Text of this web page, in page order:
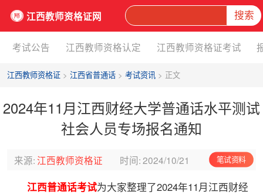
江西教师资格证网 搜索
考试公告 江西教师资格认定 江西教师资格证考试
江西教师资格证> 江西省普通话> 考试资讯> 正文
2024年11月江西财经大学普通话水平测试
社会人员专场报名通知
来源: 江西教师资格证 时间:2024/10/21 笔试资料
江西普通话考试为大家整理了2024年11月江西财经